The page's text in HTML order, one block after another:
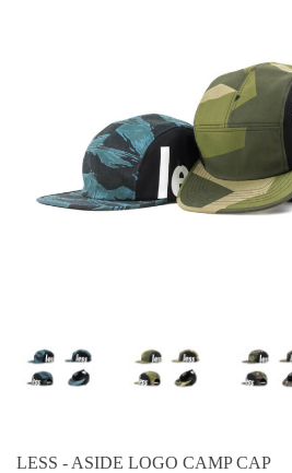
LESS - ASIDE LOGO CAMP CAP